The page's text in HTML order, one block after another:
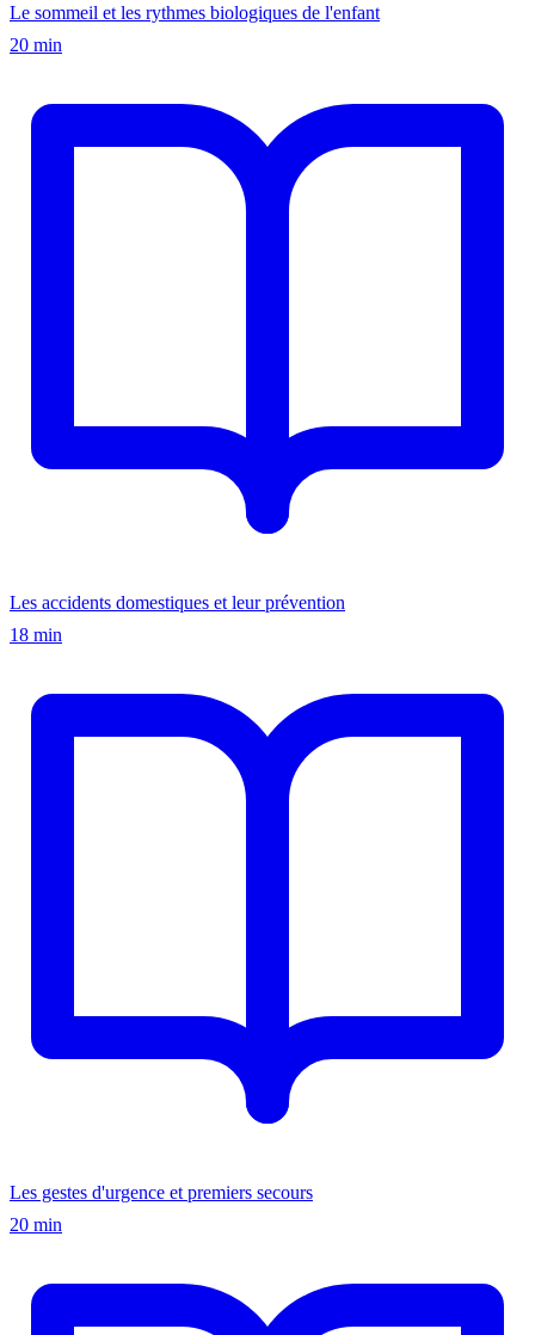
Le sommeil et les rythmes biologiques de l'enfant
20 min
Les accidents domestiques et leur prévention
18 min
Les gestes d'urgence et premiers secours
20 min